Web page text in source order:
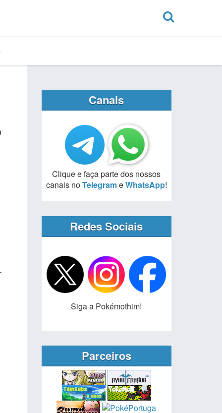
Canais
Clique e faça parte dos nossos
canais noTelegrameWhatsApp!
Redes Sociais
Siga a Pokémothim!
Parceiros